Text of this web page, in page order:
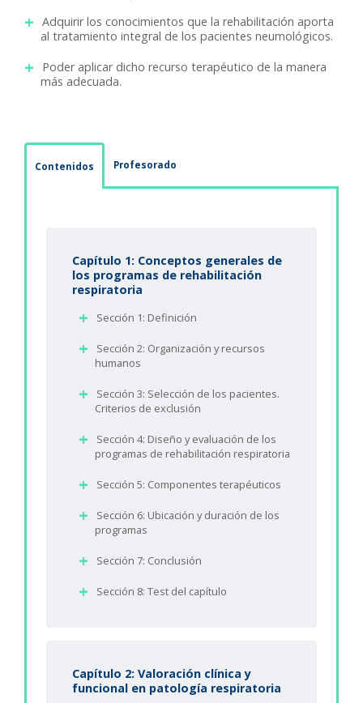
Adquirir los conocimientos que la rehabilitación aporta
al tratamiento integral de los pacientes neumológicos.
Poder aplicar dicho recurso terapéutico de la manera
más adecuada.
Contenidos Profesorado
Capítulo 1: Conceptos generales de
los programas de rehabilitación
respiratoria
Sección 1: Definición
Sección 2: Organización y recursos
humanos
Sección 3: Selección de los pacientes.
Criterios de exclusión
Sección 4: Diseño y evaluación de los
programas de rehabilitación respiratoria
Sección 5: Componentes terapéuticos
Sección 6: Ubicación y duración de los
programas
Sección 7: Conclusión
Sección 8: Test del capítulo
Capítulo 2: Valoración clínica y
funcional en patología respiratoria